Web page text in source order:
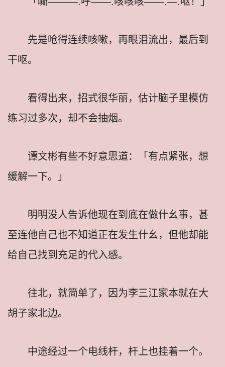
先是呛得连续咳嗽，再眼泪流出，最后到
干呕。
看得出来，招式很华丽，估计脑子里模仿
练习过多次，却不会抽烟。
谭文彬有些不好意思道：「有点紧张，想
缓解一下。」
明明没人告诉他现在到底在做什幺事，甚
至连他自己也不知道正在发生什幺，但他却能
给自己找到充足的代入感。
往北，就简单了，因为李三江家本就在大
胡子家北边。
中途经过一个电线杆，杆上也挂着一个。